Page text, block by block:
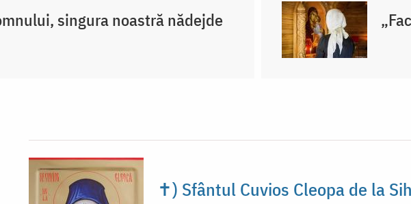
singura noastră nădejde
✝) Sfântul Cuvios Cleopa de la